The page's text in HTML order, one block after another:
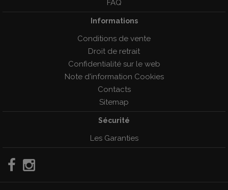
FAQ
Informations
Conditions de vente
Droit de retrait
Confidentialité sur le web
Note d'information Cookies
Contacts
Sitemap
Sécurité
Les Garanties